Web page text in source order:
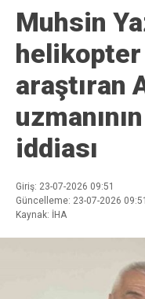
Muhsin
helikopter
araştıran
iddiası
Giriş: 23-07-2026 09:51
Güncelleme: 23-07-2026 09:51
Kaynak: İHA